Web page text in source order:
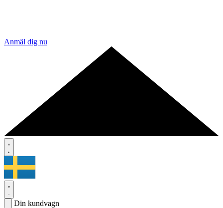
Anmäl dig nu
Din kundvagn